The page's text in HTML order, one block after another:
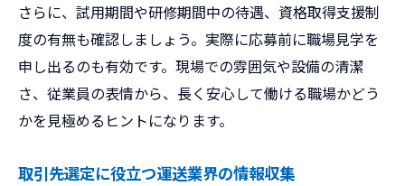
さらに、試用期間や研修期間中の待遇、資格取得支援制
度の有無も確認しましょう。実際に応募前に職場見学を
申し出るのも有効です。現場での雰囲気や設備の清潔
さ、従業員の表情から、長く安心して働ける職場かどう
かを見極めるヒントになります。
取引先選定に役立つ運送業界の情報収集